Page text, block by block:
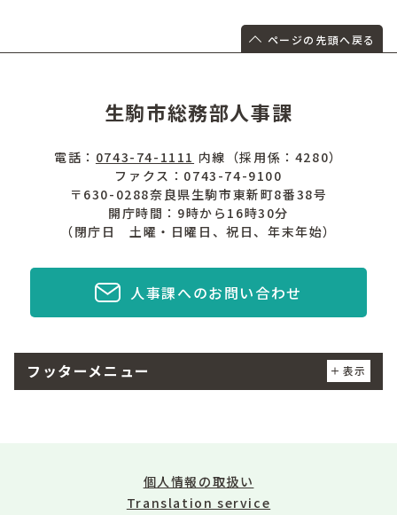
ページの先頭へ戻る
生駒市総務部人事課
電話： 0743-74-1111 内線（採用係：4280）
ファクス：0743-74-9100
〒630-0288奈良県生駒市東新町8番38号
開庁時間：9時から16時30分
（閉庁日 土曜・日曜日、祝日、年末年始）
人事課へのお問い合わせ
フッターメニュー 表示
個人情報の取扱い
Translation service